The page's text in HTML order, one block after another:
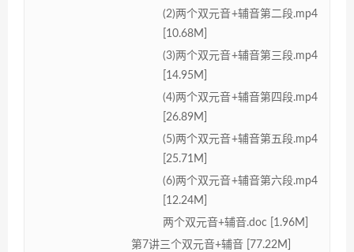
(2)两个双元音+辅音第二段.mp4
[10.68M]
(3)两个双元音+辅音第三段.mp4
[14.95M]
(4)两个双元音+辅音第四段.mp4
[26.89M]
(5)两个双元音+辅音第五段.mp4
[25.71M]
(6)两个双元音+辅音第六段.mp4
[12.24M]
两个双元音+辅音.doc [1.96M]
第7讲三个双元音+辅音 [77.22M]